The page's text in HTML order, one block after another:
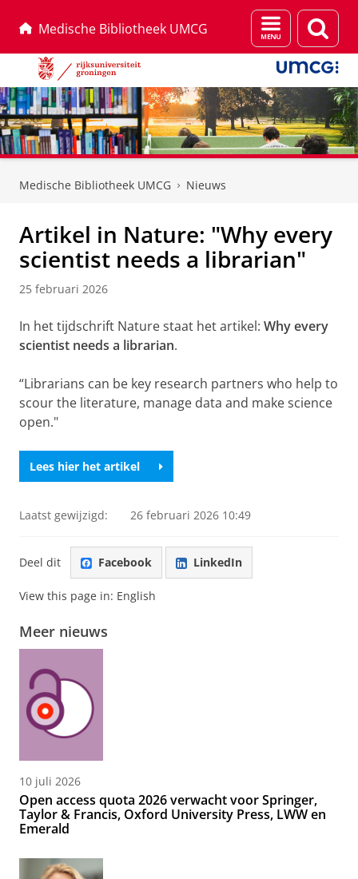
Medische Bibliotheek UMCG
Menu
en
zoeken
Medische Bibliotheek UMCG Nieuws
Artikel in Nature: "Why every
scientist needs a librarian"
25 februari 2026
In het tijdschrift Nature staat het artikel: Why every
scientist needs a librarian.
“Librarians can be key research partners who help to
scour the literature, manage data and make science
open."
Lees hier het artikel
Laatst gewijzigd: 26 februari 2026 10:49
Deel dit Facebook LinkedIn
View this page in: English
Meer nieuws
10 juli 2026
Open access quota 2026 verwacht voor Springer,
Taylor & Francis, Oxford University Press, LWW en
Emerald